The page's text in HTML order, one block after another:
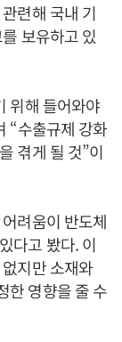
련해 국내 기
보유하고 있
위해 들어와야
“수출규제 강화
겪게 될 것”이
려움이 반도체
다고 봤다. 이
지만 소재와
한 영향을 줄 수